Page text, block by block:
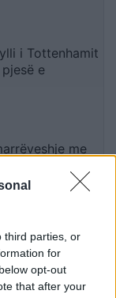
third parties, or
for
opt-out
that after your
i Tottenhamit
e
me
kufitare, deri
për hyrje në